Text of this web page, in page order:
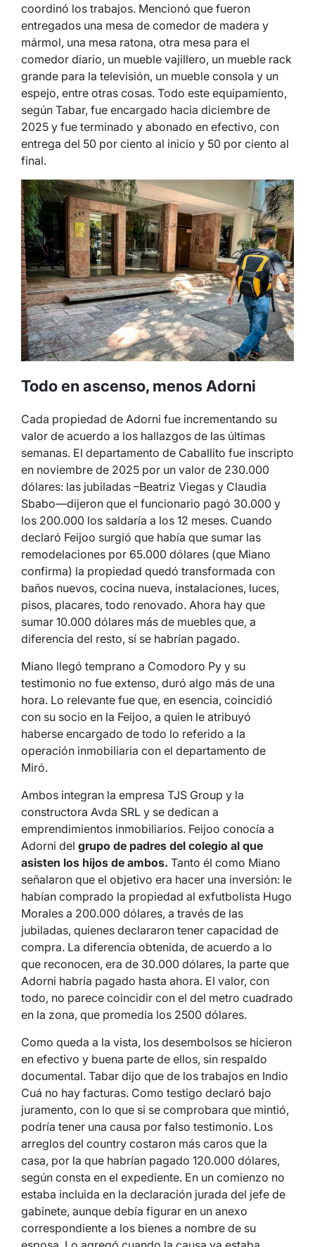
coordinó los trabajos. Mencionó que fueron
entregados una mesa de comedor de madera y
mármol, una mesa ratona, otra mesa para el
comedor diario, un mueble vajillero, un mueble rack
grande para la televisión, un mueble consola y un
espejo, entre otras cosas. Todo este equipamiento,
según Tabar, fue encargado hacia diciembre de
2025 y fue terminado y abonado en efectivo, con
entrega del 50 por ciento al inicio y 50 por ciento al
final.
Todo en ascenso, menos Adorni
Cada propiedad de Adorni fue incrementando su
valor de acuerdo a los hallazgos de las últimas
semanas. El departamento de Caballito fue inscripto
en noviembre de 2025 por un valor de 230.000
dólares: las jubiladas –Beatriz Viegas y Claudia
Sbabo—dijeron que el funcionario pagó 30.000 y
los 200.000 los saldaría a los 12 meses. Cuando
declaró Feijoo surgió que había que sumar las
remodelaciones por 65.000 dólares (que Miano
confirma) la propiedad quedó transformada con
baños nuevos, cocina nueva, instalaciones, luces,
pisos, placares, todo renovado. Ahora hay que
sumar 10.000 dólares más de muebles que, a
diferencia del resto, sí se habrían pagado.
Miano llegó temprano a Comodoro Py y su
testimonio no fue extenso, duró algo más de una
hora. Lo relevante fue que, en esencia, coincidió
con su socio en la Feijoo, a quien le atribuyó
haberse encargado de todo lo referido a la
operación inmobiliaria con el departamento de
Miró.
Ambos integran la empresa TJS Group y la
constructora Avda SRL y se dedican a
emprendimientos inmobiliarios. Feijoo conocía a
Adorni del grupo de padres del colegio al que
asisten los hijos de ambos. Tanto él como Miano
señalaron que el objetivo era hacer una inversión: le
habían comprado la propiedad al exfutbolista Hugo
Morales a 200.000 dólares, a través de las
jubiladas, quienes declararon tener capacidad de
compra. La diferencia obtenida, de acuerdo a lo
que reconocen, era de 30.000 dólares, la parte que
Adorni habría pagado hasta ahora. El valor, con
todo, no parece coincidir con el del metro cuadrado
en la zona, que promedia los 2500 dólares.
Como queda a la vista, los desembolsos se hicieron
en efectivo y buena parte de ellos, sin respaldo
documental. Tabar dijo que de los trabajos en Indio
Cuá no hay facturas. Como testigo declaró bajo
juramento, con lo que si se comprobara que mintió,
podría tener una causa por falso testimonio. Los
arreglos del country costaron más caros que la
casa, por la que habrían pagado 120.000 dólares,
según consta en el expediente. En un comienzo no
estaba incluida en la declaración jurada del jefe de
gabinete, aunque debía figurar en un anexo
correspondiente a los bienes a nombre de su